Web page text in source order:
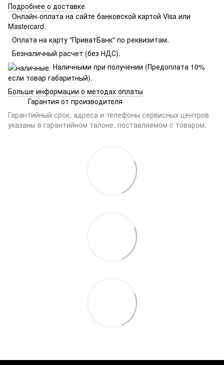
Подробнее о доставке
Онлайн-оплата на сайте банковской картой Visa или
Mastercard.
Оплата на карту "ПриватБанк" по реквизитам.
Безналичный расчет (без НДС).
Наличными при получении (Предоплата 10%
если товар габаритный).
Больше информации о методах оплаты
Гарантия от производителя
Гарантийный срок, адреса и телефоны сервисных центров
указаны в гарантийном талоне, поставляемом с товаром.